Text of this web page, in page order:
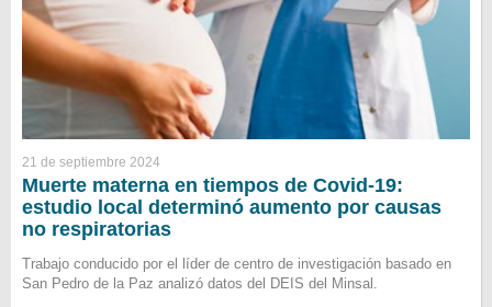
21 de septiembre 2024
Muerte materna en tiempos de Covid-19:
estudio local determinó aumento por causas
no respiratorias
Trabajo conducido por el líder de centro de investigación basado en
San Pedro de la Paz analizó datos del DEIS del Minsal.